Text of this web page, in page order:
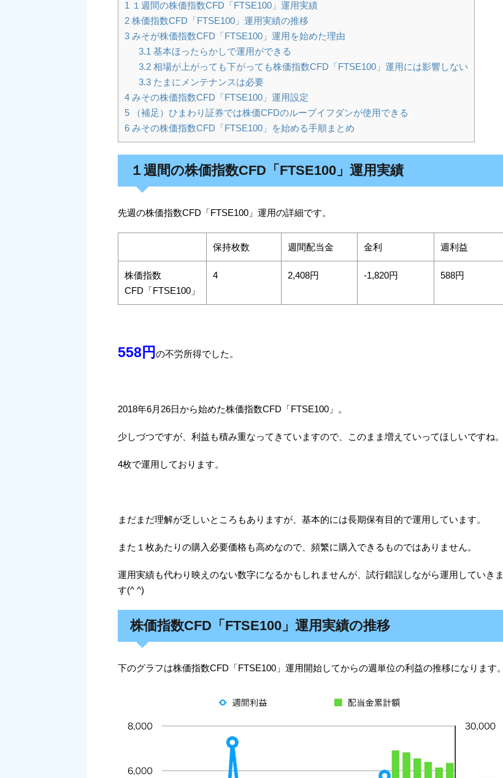
1 １週間の株価指数CFD「FTSE100」運用実績
2 株価指数CFD「FTSE100」運用実績の推移
3 みそが株価指数CFD「FTSE100」運用を始めた理由
3.1 基本ほったらかしで運用ができる
3.2相場が上がっても下がっても株価指数CFD「FTSE100」運用には影響しない
3.3たまにメンテナンスは必要
4 みその株価指数CFD「FTSE100」運用設定
5 （補足）ひまわり証券では株価CFDのループイフダンが使用できる
6 みその株価指数CFD「FTSE100」を始める手順まとめ
１週間の株価指数CFD「FTSE100」運用実績
先週の株価指数CFD「FTSE100」運用の詳細です。
保持枚数 週間配当金 金利 週利益
株価指数
CFD「FTSE100」
4 2,408円 -1,820円 588円
558円 の不労所得でした。
2018年6月26日から始めた株価指数CFD「FTSE100」。
少しづつですが、利益も積み重なってきていますので、このまま増えていってほしいですね。
4枚で運用しております。
まだまだ理解が乏しいところもありますが、基本的には長期保有目的で運用しています。
また１枚あたりの購入必要価格も高めなので、頻繁に購入できるものではありません。
運用実績も代わり映えのない数字になるかもしれませんが、試行錯誤しながら運用していきま
す(^ ^)
株価指数CFD「FTSE100」運用実績の推移
下のグラフは株価指数CFD「FTSE100」運用開始してからの週単位の利益の推移になります。